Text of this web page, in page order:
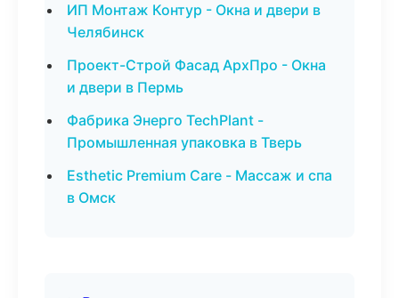
ИП Монтаж Контур - Окна и двери в
Челябинск
Проект-Строй Фасад АрхПро - Окна
и двери в Пермь
Фабрика Энерго TechPlant -
Промышленная упаковка в Тверь
Esthetic Premium Care - Массаж и спа
в Омск